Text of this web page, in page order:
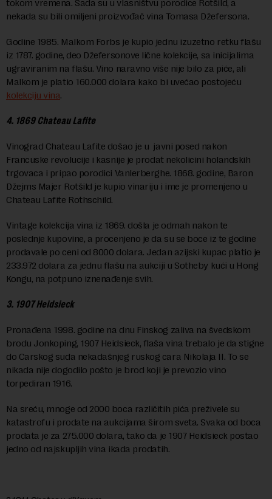
tokom vremena. Sada su u vlasništvu porodice Rotšild, a
nekada su bili omiljeni proizvođač vina Tomasa Džefersona.
Godine 1985. Malkom Forbs je kupio jednu izuzetno retku flašu
iz 1787. godine, deo Džefersonove lične kolekcije, sa inicijalima
ugraviranim na flašu. Vino naravno više nije bilo za piće, ali
Malkom je platio 160.000 dolara kako bi uvećao postojeću
kolekciju vina.
4. 1869 Chateau Lafite
Vinograd Chateau Lafite došao je u javni posed nakon
Francuske revolucije i kasnije je prodat nekolicini holandskih
trgovaca i pripao porodici Vanlerberghe. 1868. godine, Baron
Džejms Majer Rotšild je kupio vinariju i ime je promenjeno u
Chateau Lafite Rothschild.
Vintage kolekcija vina iz 1869. došla je odmah nakon te
poslednje kupovine, a procenjeno je da su se boce iz te godine
prodavale po ceni od 8000 dolara. Jedan azijski kupac platio je
233.972 dolara za jednu flašu na aukciji u Sotheby kući u Hong
Kongu, na potpuno iznenađenje svih.
3. 1907 Heidsieck
Pronađena 1998. godine na dnu Finskog zaliva na švedskom
brodu Jonkoping, 1907 Heidsieck, flaša vina trebalo je da stigne
do Carskog suda nekadašnjeg ruskog cara Nikolaja II. To se
nikada nije dogodilo pošto je brod koji je prevozio vino
torpediran 1916.
Na sreću, mnoge od 2000 boca različitih pića preživele su
katastrofu i prodate na aukcijama širom sveta. Svaka od boca
prodata je za 275.000 dolara, tako da je 1907 Heidsieck postao
jedno od najskupljih vina ikada prodatih.